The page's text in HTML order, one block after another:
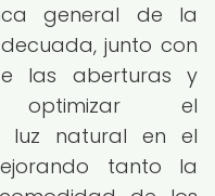
general de la
junto con
las aberturas y
optimizar el
luz natural en el
tanto la